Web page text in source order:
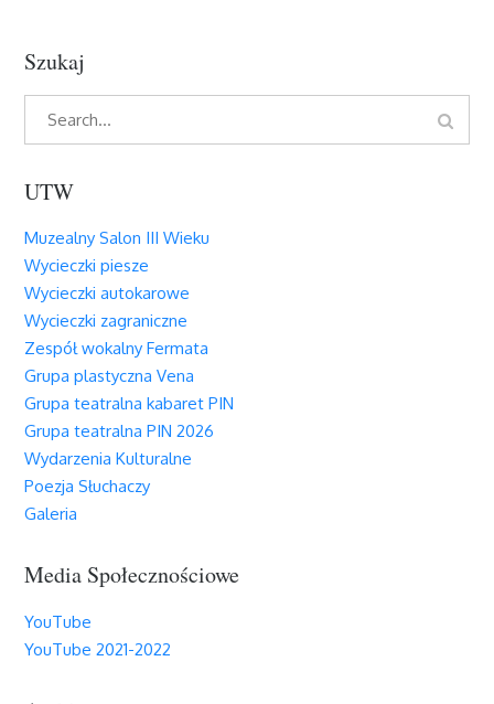
Szukaj
Search
UTW
Muzealny Salon III Wieku
Wycieczki piesze
Wycieczki autokarowe
Wycieczki zagraniczne
Zespół wokalny Fermata
Grupa plastyczna Vena
Grupa teatralna kabaret PIN
Grupa teatralna PIN 2026
Wydarzenia Kulturalne
Poezja Słuchaczy
Galeria
Media Społecznościowe
YouTube
YouTube 2021-2022